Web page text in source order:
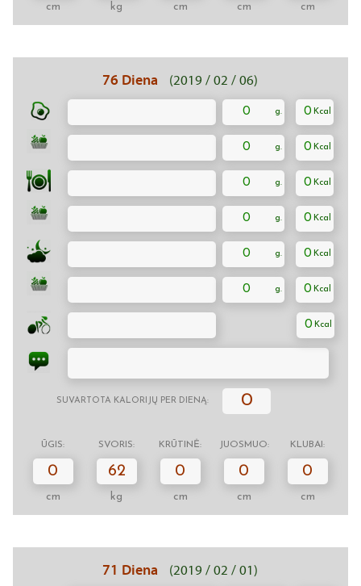
cm kg cm cm cm
76 Diena (2019 / 02 / 06)
0 0
0 0
0 0
0 0
0 0
0 0
0
SUVARTOTA KALORIJŲ PER DIENĄ: 0
ŪGIS: SVORIS: KRŪTINĖ: JUOSMUO: KLUBAI:
0
cm
62
kg
0
cm
0
cm
0
cm
71 Diena (2019 / 02 / 01)